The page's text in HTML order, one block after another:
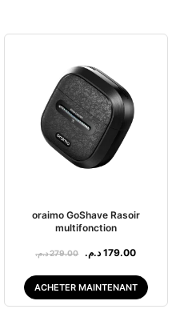
oraimo GoShave Rasoir
multifonction
279.00د.م. 179.00 د.م.
ACHETER MAINTENANT